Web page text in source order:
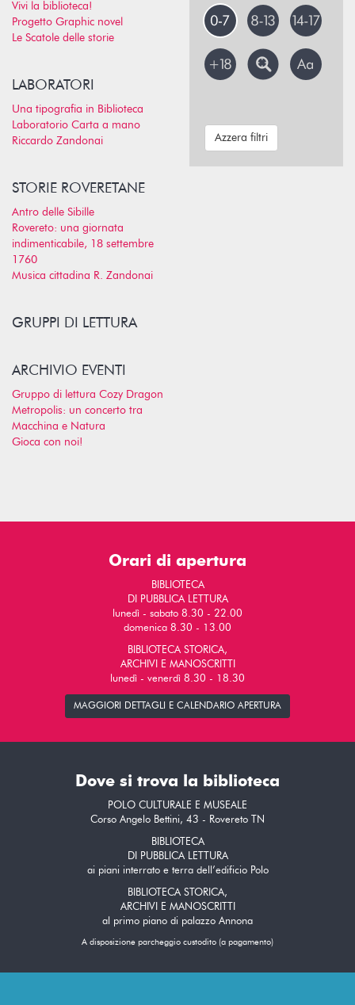
Vivi la biblioteca!
Progetto Graphic novel
Le Scatole delle storie
LABORATORI
Una tipografia in Biblioteca
Laboratorio Carta a mano
Riccardo Zandonai
STORIE ROVERETANE
Antro delle Sibille
Rovereto: una giornata
indimenticabile, 18 settembre
1760
Musica cittadina R. Zandonai
GRUPPI DI LETTURA
ARCHIVIO EVENTI
Gruppo di lettura Cozy Dragon
Metropolis: un concerto tra
Macchina e Natura
Gioca con noi!
Azzera filtri
Orari di apertura
BIBLIOTECA
DI PUBBLICA LETTURA
lunedì - sabato 8.30 - 22.00
domenica 8.30 - 13.00
BIBLIOTECA STORICA,
ARCHIVI E MANOSCRITTI
lunedì - venerdì 8.30 - 18.30
MAGGIORI DETTAGLI E CALENDARIO APERTURA
Dove si trova la biblioteca
POLO CULTURALE E MUSEALE
Corso Angelo Bettini, 43 - Rovereto TN
BIBLIOTECA
DI PUBBLICA LETTURA
ai piani interrato e terra dell’edificio Polo
BIBLIOTECA STORICA,
ARCHIVI E MANOSCRITTI
al primo piano di palazzo Annona
A disposizione parcheggio custodito (a pagamento)